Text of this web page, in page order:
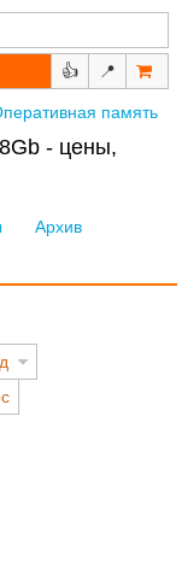
👍 📍
память
- цены,
Архив